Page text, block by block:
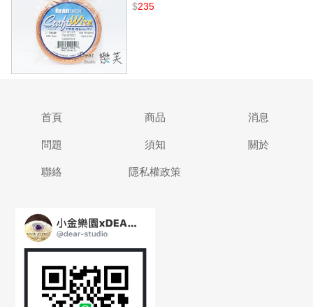
$235
首頁 商品 消息
問題 須知 關於
聯絡 隱私權政策